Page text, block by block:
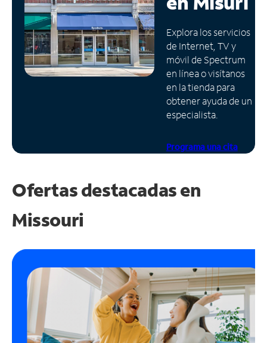
Administrar
cuenta
Encuentra
una
tienda
Explora los servicios
de Internet, TV y
móvil de Spectrum
en línea o visítanos
en la tienda para
obtener ayuda de un
especialista.
Programa una cita
Ofertas destacadas en
Missouri